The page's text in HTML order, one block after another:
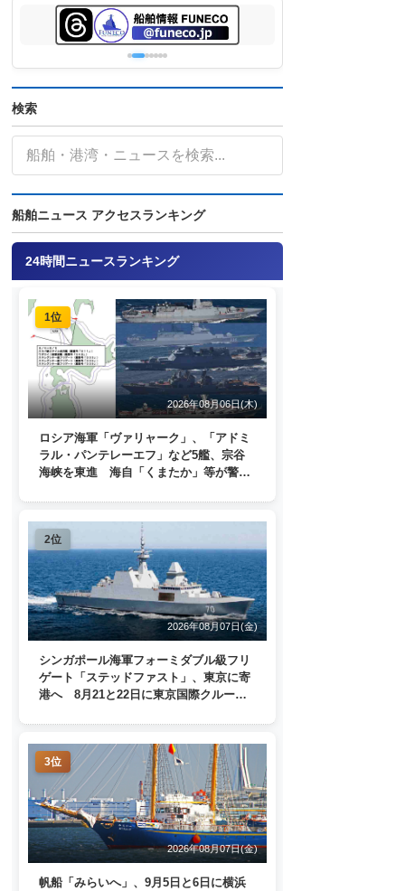
検索
船舶ニュース アクセスランキング
24時間ニュースランキング
1位
2026年08月06日(木)
ロシア海軍「ヴァリャーク」、「アドミ
ラル・パンテレーエフ」など5艦、宗谷
海峡を東進 海自「くまたか」等が警戒
2位
2026年08月07日(金)
シンガポール海軍フォーミダブル級フリ
ゲート「ステッドファスト」、東京に寄
港へ 8月21と22日に東京国際クルーズ
3位
2026年08月07日(金)
帆船「みらいへ」、9月5日と6日に横浜